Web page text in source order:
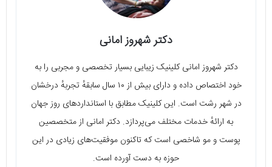
دکتر شهروز امانی
دکتر شهروز امانی کلینیک زیبایی بسیار تخصصی و مجربی را به
خود اختصاص داده و دارای بیش از ۱۰ سال سابقهٔ تجربهٔ درخشان
در شهر رشت است. این کلینیک مطابق با استانداردهای روز جهان
به ارائهٔ خدمات مختلف می‌پردازد. دکتر امانی از متخصصین
پوست و مو شاخصی است که تاکنون موفقیت‌های زیادی در این
حوزه به دست آورده است.